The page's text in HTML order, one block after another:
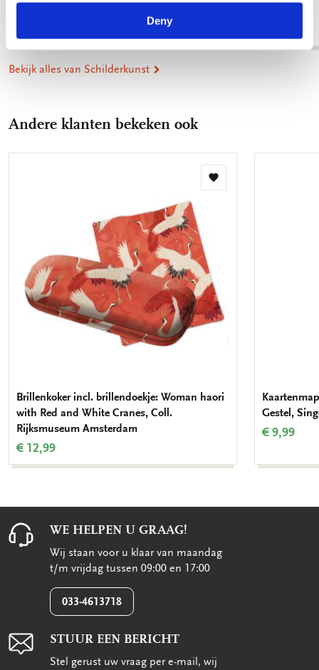
Deny
Bekijk alles van Schilderkunst
Andere klanten bekeken ook
Toevoegen
Brillenkoker incl. brillendoekje: Woman haori
with Red and White Cranes, Coll.
Rijksmuseum Amsterdam
€ 12,99
Gestel,
€ 9,99
WE HELPEN U GRAAG!
Wij staan voor u klaar van maandag
t/m vrijdag tussen 09:00 en 17:00
033-4613718
STUUR EEN BERICHT
Stel gerust uw vraag per e-mail, wij